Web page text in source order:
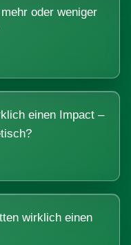
oder weniger
einen Impact –
wirklich einen